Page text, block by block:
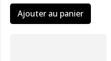
Ajouter au panier